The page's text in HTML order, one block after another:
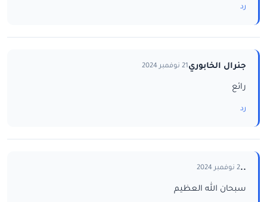
رد
جنرال الخابوري21 نوفمبر 2024
رائع
رد
..2 نوفمبر 2024
سبحان الله العظيم